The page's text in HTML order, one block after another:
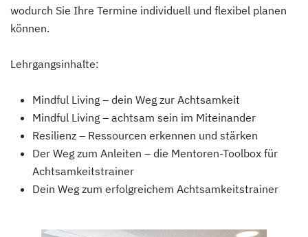
wodurch Sie Ihre Termine individuell und flexibel planen
können.
Lehrgangsinhalte:
Mindful Living – dein Weg zur Achtsamkeit
Mindful Living – achtsam sein im Miteinander
Resilienz – Ressourcen erkennen und stärken
Der Weg zum Anleiten – die Mentoren-Toolbox für
Achtsamkeitstrainer
Dein Weg zum erfolgreichem Achtsamkeitstrainer